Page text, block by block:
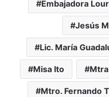
Embajadora
Jesús
Lic. María
Misa Ito
Mtro. Fernando